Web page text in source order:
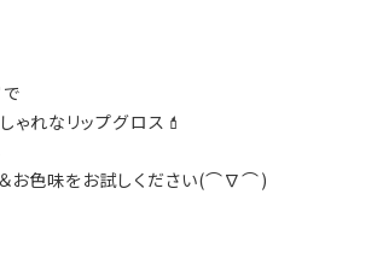
ゃれなリップグロス💄
お色味をお試しください(⌒∇⌒)